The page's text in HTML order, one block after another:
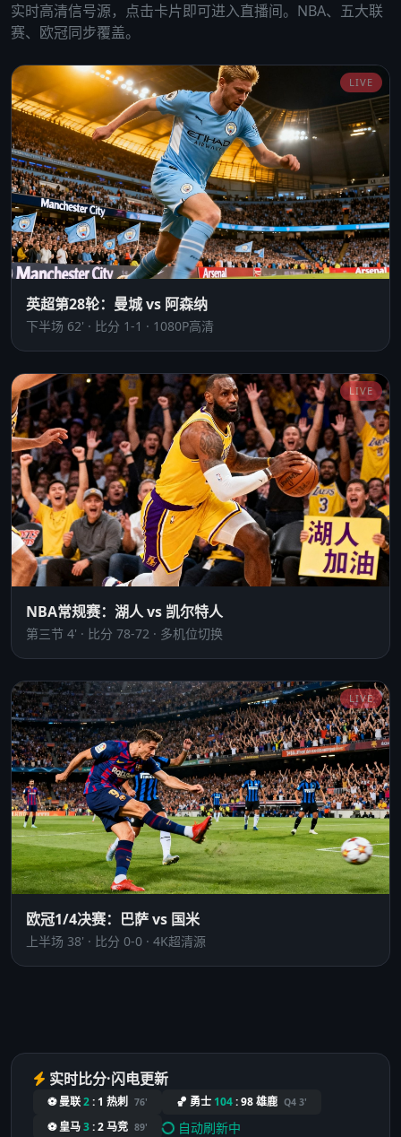
实时高清信号源，点击卡片即可进入直播间。NBA、五大联
赛、欧冠同步覆盖。
LIVE
英超第28轮：曼城 vs 阿森纳
下半场 62' · 比分 1-1 · 1080P高清
LIVE
NBA常规赛：湖人 vs 凯尔特人
第三节 4' · 比分 78-72 · 多机位切换
LIVE
欧冠1/4决赛：巴萨 vs 国米
上半场 38' · 比分 0-0 · 4K超清源
实时比分·闪电更新
⚽ 曼联2: 1 热刺 76' 🏀 勇士 104:98雄鹿 Q4 3'
⚽ 皇马3:2马竞 89' 自动刷新中